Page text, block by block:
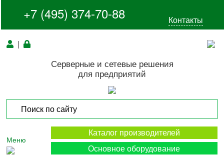
+7 (495) 374-70-88 Контакты
|
Серверные и сетевые решения
для предприятий
Меню
Каталог производителей
Основное оборудование